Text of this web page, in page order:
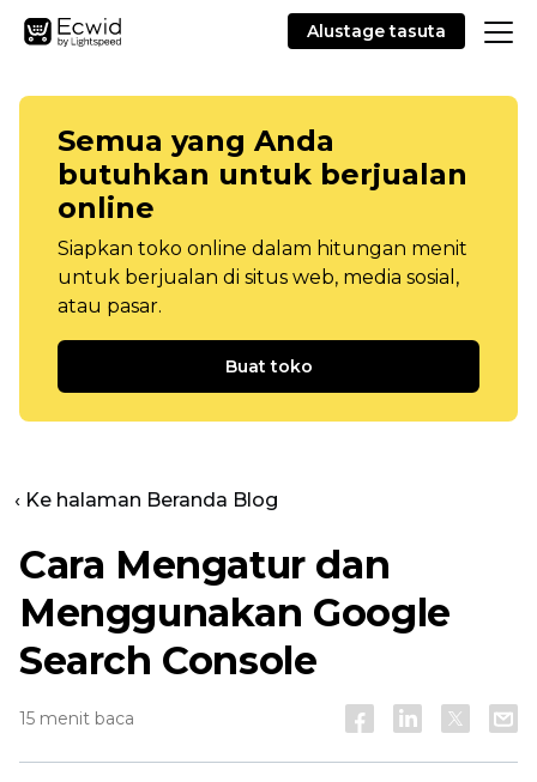
Alustage tasuta
Semua yang Anda
butuhkan untuk berjualan
online
Siapkan toko online dalam hitungan menit
untuk berjualan di situs web, media sosial,
atau pasar.
Buat toko
‹ Ke halaman Beranda Blog
Cara Mengatur dan
Menggunakan Google
Search Console
15 menit baca